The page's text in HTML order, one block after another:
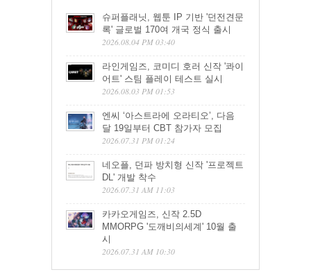
슈퍼플래닛, 웹툰 IP 기반 '던전견문
록' 글로벌 170여 개국 정식 출시
2026.08.04 PM 03:40
라인게임즈, 코미디 호러 신작 '콰이
어트' 스팀 플레이 테스트 실시
2026.08.03 PM 01:53
엔씨 ‘아스트라에 오라티오’, 다음
달 19일부터 CBT 참가자 모집
2026.07.31 PM 01:24
네오플, 던파 방치형 신작 '프로젝트
DL' 개발 착수
2026.07.31 AM 11:03
카카오게임즈, 신작 2.5D
MMORPG '도깨비의세계' 10월 출
시
2026.07.31 AM 10:30